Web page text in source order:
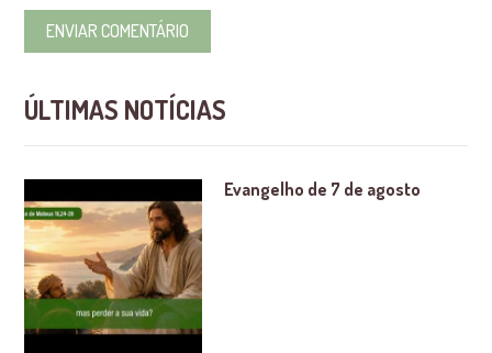
ÚLTIMAS NOTÍCIAS
Evangelho de 7 de agosto